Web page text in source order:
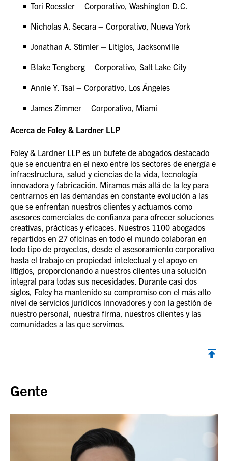
Tori Roessler – Corporativo, Washington D.C.
Nicholas A. Secara – Corporativo, Nueva York
Jonathan A. Stimler – Litigios, Jacksonville
Blake Tengberg – Corporativo, Salt Lake City
Annie Y. Tsai – Corporativo, Los Ángeles
James Zimmer – Corporativo, Miami
Acerca de Foley & Lardner LLP
Foley & Lardner LLP es un bufete de abogados destacado
que se encuentra en el nexo entre los sectores de energía e
infraestructura, salud y ciencias de la vida, tecnología
innovadora y fabricación. Miramos más allá de la ley para
centrarnos en las demandas en constante evolución a las
que se enfrentan nuestros clientes y actuamos como
asesores comerciales de confianza para ofrecer soluciones
creativas, prácticas y eficaces. Nuestros 1100 abogados
repartidos en 27 oficinas en todo el mundo colaboran en
todo tipo de proyectos, desde el asesoramiento corporativo
hasta el trabajo en propiedad intelectual y el apoyo en
litigios, proporcionando a nuestros clientes una solución
integral para todas sus necesidades. Durante casi dos
siglos, Foley ha mantenido su compromiso con el más alto
nivel de servicios jurídicos innovadores y con la gestión de
nuestro personal, nuestra firma, nuestros clientes y las
comunidades a las que servimos.
Gente